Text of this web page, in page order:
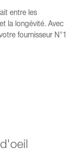
entre les
la longévité. Avec
fournisseur N°1